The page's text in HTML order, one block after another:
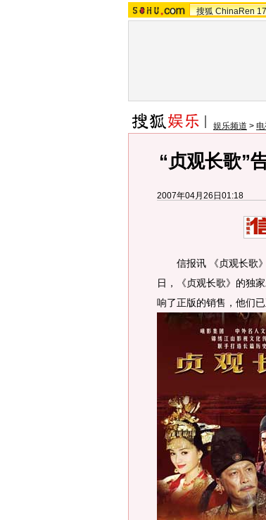
搜狐 ChinaRen
娱乐频道 > 电
“贞观长歌”
2007年04月26日01:18
信报讯 《贞观长歌》
日，《贞观长歌》的独
响了正版的销售，他们